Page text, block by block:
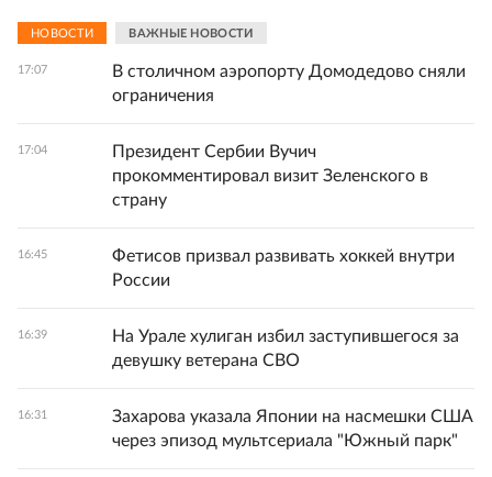
НОВОСТИ ВАЖНЫЕ НОВОСТИ
17:07
В столичном аэропорту Домодедово сняли
ограничения
17:04
Президент Сербии Вучич
прокомментировал визит Зеленского в
страну
16:45
Фетисов призвал развивать хоккей внутри
России
16:39
На Урале хулиган избил заступившегося за
девушку ветерана СВО
16:31
Захарова указала Японии на насмешки США
через эпизод мультсериала "Южный парк"